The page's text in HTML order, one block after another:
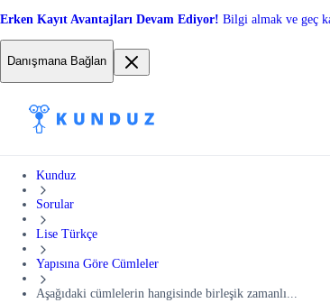
Erken Kayıt Avantajları Devam Ediyor! Bilgi almak ve geç
Danışmana Bağlan
Kunduz
Sorular
Lise Türkçe
Yapısına Göre Cümleler
Aşağıdaki cümlelerin hangisinde birleşik zamanlı...